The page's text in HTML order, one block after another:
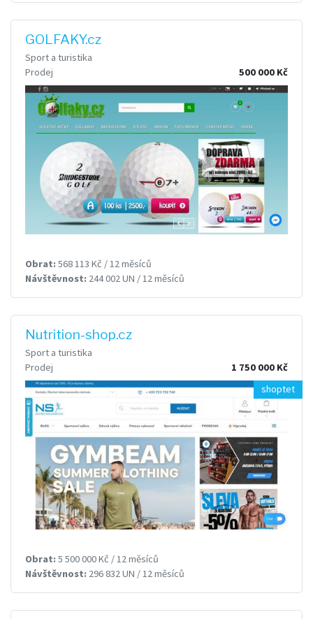
GOLFAKY.cz
Sport a turistika
Prodej
500 000 Kč
Obrat: 568 113 Kč / 12 měsíců
Návštěvnost: 244 002 UN / 12 měsíců
Nutrition-shop.cz
Sport a turistika
Prodej
1 750 000 Kč
shoptet
Obrat: 5 500 000 Kč / 12 měsíců
Návštěvnost: 296 832 UN / 12 měsíců